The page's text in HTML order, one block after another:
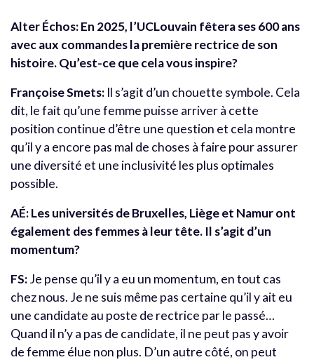
Alter Échos: En 2025, l’UCLouvain fêtera ses 600 ans
avec aux commandes la première rectrice de son
histoire. Qu’est-ce que cela vous inspire?
Françoise Smets: Il s’agit d’un chouette symbole. Cela
dit, le fait qu’une femme puisse arriver à cette
position continue d’être une question et cela montre
qu’il y a encore pas mal de choses à faire pour assurer
une diversité et une inclusivité les plus optimales
possible.
AÉ: Les universités de Bruxelles, Liège et Namur ont
également des femmes à leur tête. Il s’agit d’un
momentum?
FS:Je pense qu’il y a eu un momentum, en tout cas
chez nous. Je ne suis même pas certaine qu’il y ait eu
une candidate au poste de rectrice par le passé…
Quand il n’y a pas de candidate, il ne peut pas y avoir
de femme élue non plus. D’un autre côté, on peut